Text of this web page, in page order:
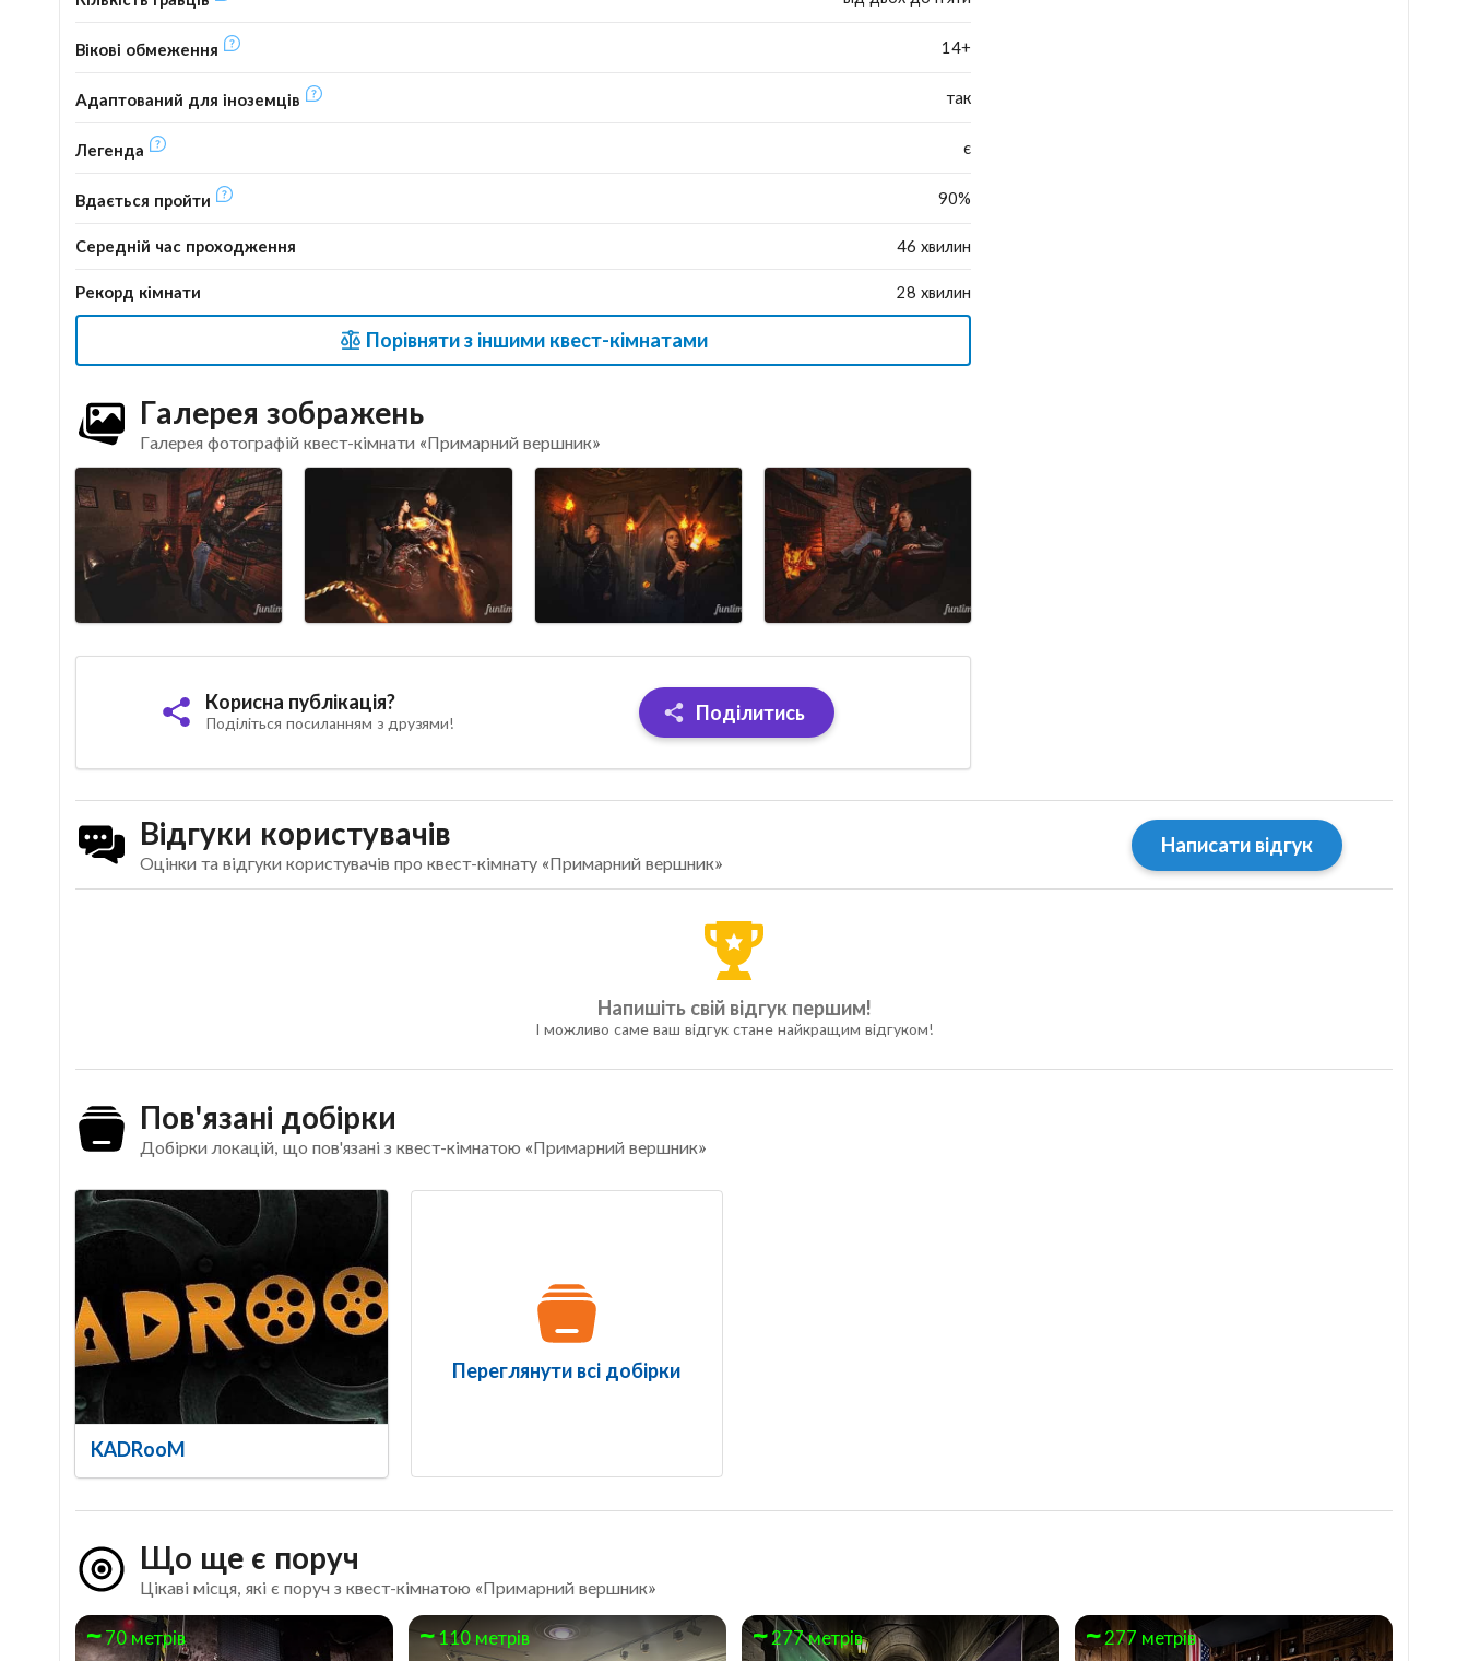
Вікові обмеження 14+
Адаптований для іноземців так
Легенда є
Вдається пройти 90%
Середній час проходження 46 хвилин
Рекорд кімнати 28 хвилин
Порівняти з іншими квест-кімнатами
Галерея зображень
Галерея фотографій квест-кімнати «Примарний вершник»
Корисна публікація?
Поділіться посиланням з друзями! Поділитись
Відгуки користувачів
Оцінки та відгуки користувачів про квест-кімнату «Примарний вершник»
Написати відгук
Напишіть свій відгук першим!
І можливо саме ваш відгук стане найкращим відгуком!
Пов'язані добірки
Добірки локацій, що пов'язані з квест-кімнатою «Примарний вершник»
KADRooM
Переглянути всі добірки
Що ще є поруч
Цікаві місця, які є поруч з квест-кімнатою «Примарний вершник»
70 метрів 110 метрів 277 метрів 277 метрів